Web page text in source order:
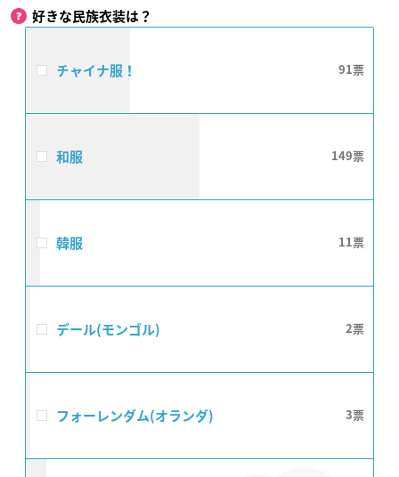
好きな民族衣装は？
チャイナ服！ 91
和服 149
韓服 11
デール(モンゴル) 2
フォーレンダム(オランダ) 3